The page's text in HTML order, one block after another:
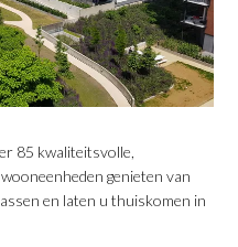
85 kwaliteitsvolle,
genieten van
en laten u thuiskomen in